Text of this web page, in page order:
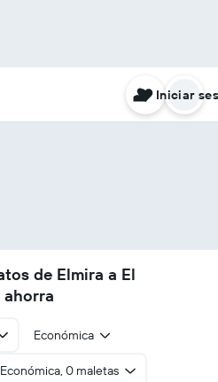
Iniciar
de Elmira a El
Económica
0 maletas